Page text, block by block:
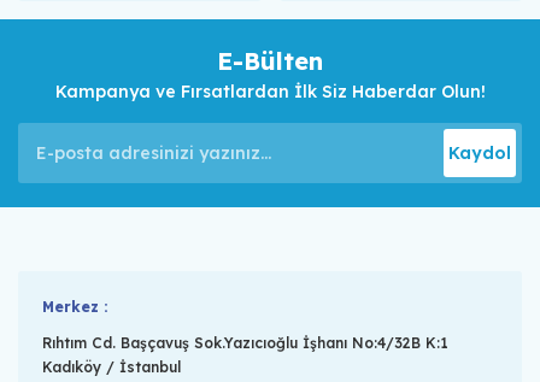
E-Bülten
Kampanya ve Fırsatlardan İlk Siz Haberdar Olun!
Kaydol
Merkez :
Rıhtım Cd. Başçavuş Sok.Yazıcıoğlu İşhanı No:4/32B K:1
Kadıköy / İstanbul